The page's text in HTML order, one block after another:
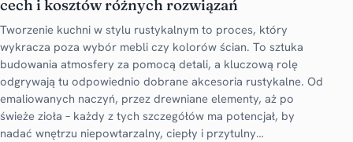
cech i kosztów różnych rozwiązań
Tworzenie kuchni w stylu rustykalnym to proces, który
wykracza poza wybór mebli czy kolorów ścian. To sztuka
budowania atmosfery za pomocą detali, a kluczową rolę
odgrywają tu odpowiednio dobrane akcesoria rustykalne. Od
emaliowanych naczyń, przez drewniane elementy, aż po
świeże zioła – każdy z tych szczegółów ma potencjał, by
nadać wnętrzu niepowtarzalny, ciepły i przytulny…